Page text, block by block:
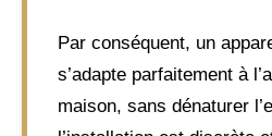
Par conséquent, un
s’adapte parfaitement à
maison, sans dénaturer